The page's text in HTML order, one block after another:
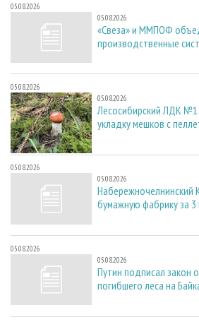
05.08.2026
05.08.2026
«Свеза» и ММПОФ
производственные
05.08.2026
05.08.2026
Лесосибирский ЛДК
укладку мешков с
05.08.2026
05.08.2026
Набережночелнинский
бумажную фабрику за
05.08.2026
05.08.2026
Путин подписал закон
погибшего леса на